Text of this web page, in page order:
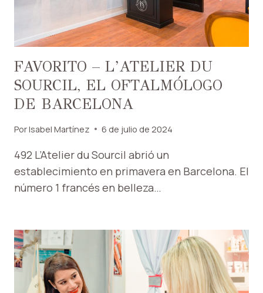
FAVORITO – L’ATELIER DU
SOURCIL, EL OFTALMÓLOGO
DE BARCELONA
PorIsabel Martínez 6 de julio de 2024
492 L’Atelier du Sourcil abrió un
establecimiento en primavera en Barcelona. El
número 1 francés en belleza…